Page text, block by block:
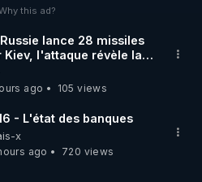
les extracteurs de la
rgnr.li/lechoubrave
de méditation et
www.envol.app/code
this ad?
lance 28 missiles
Kiev, l'attaque révèle la
de Kiev
ago
105 views
- L'état des banques
x
ago
720 views